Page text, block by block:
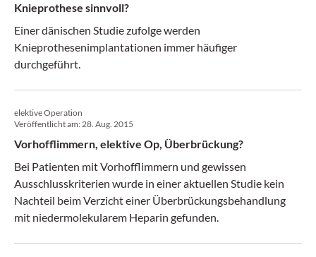
Knieprothese sinnvoll?
Einer dänischen Studie zufolge werden
Knieprothesenimplantationen immer häufiger
durchgeführt.
elektive Operation
Veröffentlicht am:28. Aug. 2015
Vorhofflimmern, elektive Op, Überbrückung?
Bei Patienten mit Vorhofflimmern und gewissen
Ausschlusskriterien wurde in einer aktuellen Studie kein
Nachteil beim Verzicht einer Überbrückungsbehandlung
mit niedermolekularem Heparin gefunden.